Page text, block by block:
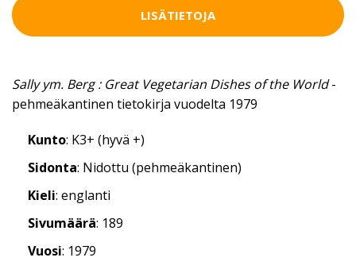
LISÄTIETOJA
Sally ym. Berg : Great Vegetarian Dishes of the World-
pehmeäkantinen tietokirja vuodelta 1979
Kunto: K3+ (hyvä +)
Sidonta: Nidottu (pehmeäkantinen)
Kieli: englanti
Sivumäärä: 189
Vuosi: 1979